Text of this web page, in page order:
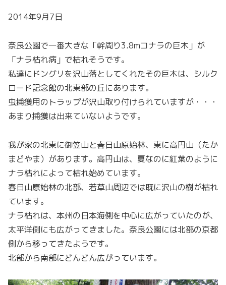
2014年9月7日
奈良公園で一番大きな「幹周り3.8mコナラの巨木」が
「ナラ枯れ病」で枯れそうです。
私達にドングリを沢山落としてくれたその巨木は、シルク
ロード記念館の北東部の丘にあります。
虫捕獲用のトラップが沢山取り付けられていますが・・・
あまり捕獲は出来ていないようです。
我が家の北東に御笠山と春日山原始林、東に高円山（たか
まどやま）があります。高円山は、夏なのに紅葉のように
ナラ枯れによって枯れ始めています。
春日山原始林の北部、若草山周辺では既に沢山の樹が枯れ
ています。
ナラ枯れは、本州の日本海側を中心に広がっていたのが、
太平洋側にも広がってきました。奈良公園には北部の京都
側から移ってきたようです。
北部から南部にどんどん広がっています。